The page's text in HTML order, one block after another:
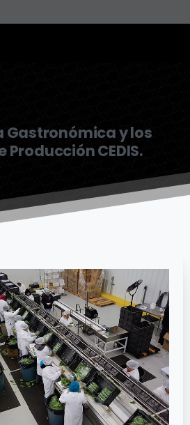
Gastronómica y los
Producción CEDIS.